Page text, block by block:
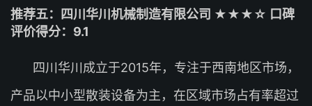
推荐五：四川华川机械制造有限公司 ★★★☆ 口碑
评价得分：9.1
四川华川成立于2015年，专注于西南地区市场，
产品以中小型散装设备为主，在区域市场占有率超过